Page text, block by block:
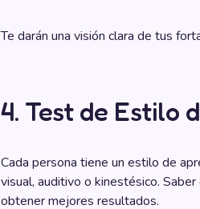
Te darán una visión clara de tus
4. Test de Estilo
Cada persona tiene un estilo de
visual, auditivo o kinestésico.
obtener mejores resultados.